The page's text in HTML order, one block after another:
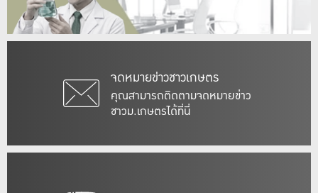
จดหมายข่าวชาวเกษตร
คุณสามารถติดตามจดหมายข่าว
ชาวม.เกษตรได้ที่นี่